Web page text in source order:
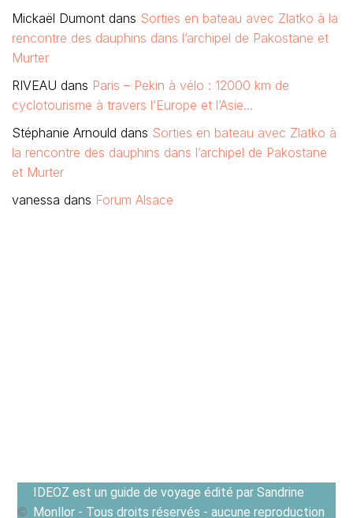
Mickaël Dumont dans Sorties en bateau avec Zlatko à la
rencontre des dauphins dans l’archipel de Pakostane et
Murter
RIVEAU dans Paris – Pekin à vélo : 12000 km de
cyclotourisme à travers l’Europe et l’Asie…
Stéphanie Arnould dans Sorties en bateau avec Zlatko à
la rencontre des dauphins dans l’archipel de Pakostane
et Murter
vanessa dans Forum Alsace
IDEOZ est un guide de voyage édité par Sandrine
Monllor - Tous droits réservés - aucune reproduction